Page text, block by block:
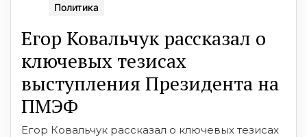
Политика
Егор Ковальчук рассказал о
ключевых тезисах
выступления Президента на
ПМЭФ
Егор Ковальчук рассказал о ключевых тезисах